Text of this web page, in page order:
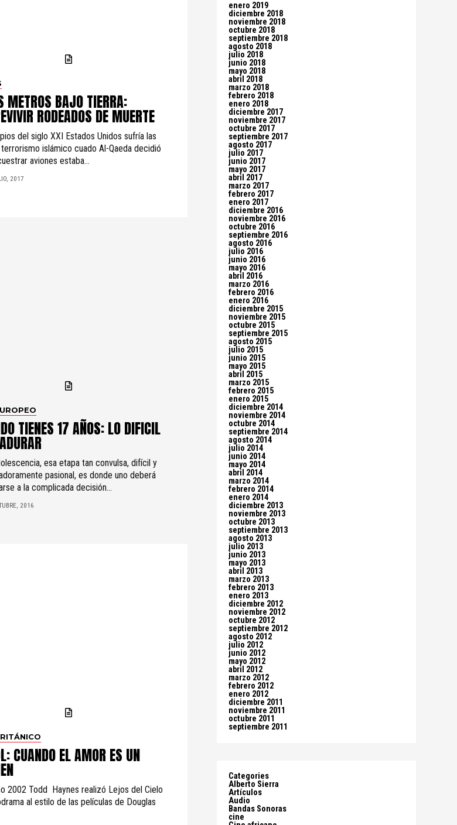
METROS BAJO TIERRA:
RODEADOS DE MUERTE
del siglo XXI Estados Unidos sufría las
islámico cuado Al-Qaeda decidió
aviones estaba...
2017
TIENES 17 AÑOS: LO DIFICIL
esa etapa tan convulsa, difícil y
pasional, es donde uno deberá
a la complicada decisión...
2016
CUANDO EL AMOR ES UN
2002 Todd Haynes realizó Lejos del Cielo
al estilo de las películas de Douglas
enero 2019
diciembre 2018
noviembre 2018
octubre 2018
septiembre 2018
agosto 2018
julio 2018
junio 2018
mayo 2018
abril 2018
marzo 2018
febrero 2018
enero 2018
diciembre 2017
noviembre 2017
octubre 2017
septiembre 2017
agosto 2017
julio 2017
junio 2017
mayo 2017
abril 2017
marzo 2017
febrero 2017
enero 2017
diciembre 2016
noviembre 2016
octubre 2016
septiembre 2016
agosto 2016
julio 2016
junio 2016
mayo 2016
abril 2016
marzo 2016
febrero 2016
enero 2016
diciembre 2015
noviembre 2015
octubre 2015
septiembre 2015
agosto 2015
julio 2015
junio 2015
mayo 2015
abril 2015
marzo 2015
febrero 2015
enero 2015
diciembre 2014
noviembre 2014
octubre 2014
septiembre 2014
agosto 2014
julio 2014
junio 2014
mayo 2014
abril 2014
marzo 2014
febrero 2014
enero 2014
diciembre 2013
noviembre 2013
octubre 2013
septiembre 2013
agosto 2013
julio 2013
junio 2013
mayo 2013
abril 2013
marzo 2013
febrero 2013
enero 2013
diciembre 2012
noviembre 2012
octubre 2012
septiembre 2012
agosto 2012
julio 2012
junio 2012
mayo 2012
abril 2012
marzo 2012
febrero 2012
enero 2012
diciembre 2011
noviembre 2011
octubre 2011
septiembre 2011
Categories
Alberto Sierra
Artículos
Audio
Bandas Sonoras
cine